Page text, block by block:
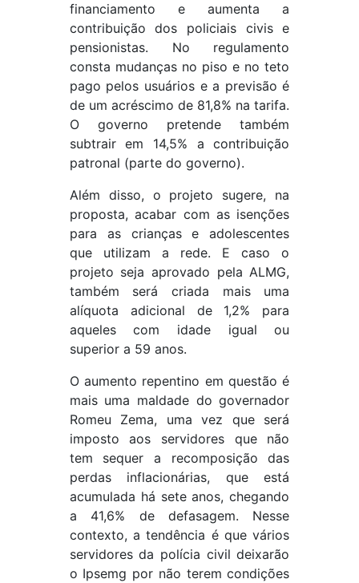
financiamento e aumenta a
contribuição dos policiais civis e
pensionistas. No regulamento
consta mudanças no piso e no teto
pago pelos usuários e a previsão é
de um acréscimo de 81,8% na tarifa.
O governo pretende também
subtrair em 14,5% a contribuição
patronal (parte do governo).
Além disso, o projeto sugere, na
proposta, acabar com as isenções
para as crianças e adolescentes
que utilizam a rede. E caso o
projeto seja aprovado pela ALMG,
também será criada mais uma
alíquota adicional de 1,2% para
aqueles com idade igual ou
superior a 59 anos.
O aumento repentino em questão é
mais uma maldade do governador
Romeu Zema, uma vez que será
imposto aos servidores que não
tem sequer a recomposição das
perdas inflacionárias, que está
acumulada há sete anos, chegando
a 41,6% de defasagem. Nesse
contexto, a tendência é que vários
servidores da polícia civil deixarão
o Ipsemg por não terem condições